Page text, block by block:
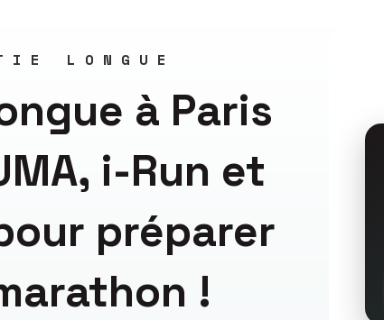
LONGUE
à Paris
i-Run et
préparer
!